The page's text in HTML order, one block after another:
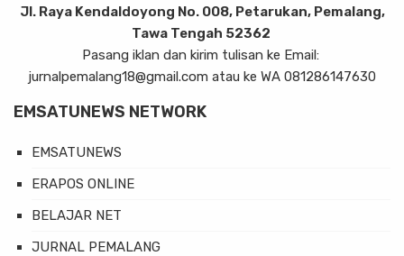
Jl. Raya Kendaldoyong No. 008, Petarukan, Pemalang,
Tawa Tengah 52362
Pasang iklan dan kirim tulisan ke Email:
jurnalpemalang18@gmail.com atau ke WA 081286147630
EMSATUNEWS NETWORK
EMSATUNEWS
ERAPOS ONLINE
BELAJAR NET
JURNAL PEMALANG